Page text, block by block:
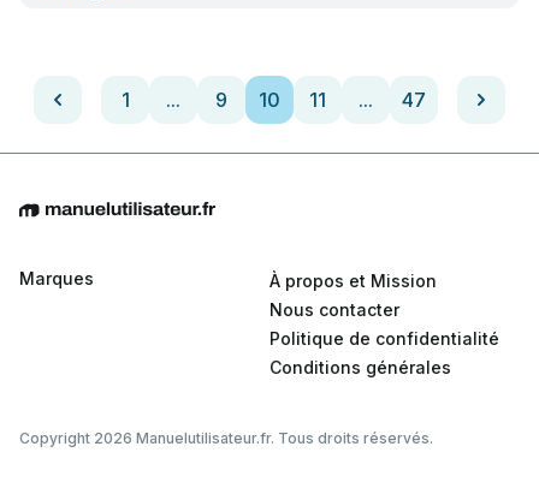
1 ... 9 10 11 ... 47
Marques
À propos et Mission
Nous contacter
Politique de confidentialité
Conditions générales
Copyright 2026 Manuelutilisateur.fr. Tous droits réservés.